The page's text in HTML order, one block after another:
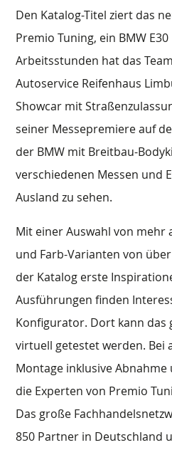
Den Katalog-Titel ziert das
Premio Tuning, ein BMW E30
Arbeitsstunden hat das
Autoservice Reifenhaus
Showcar mit
seiner Messepremiere auf
der BMW mit Breitbau-
verschiedenen Messen und
Ausland zu sehen.
Mit einer Auswahl von mehr
und Farb-Varianten von
der Katalog erste
Ausführungen finden
Konfigurator. Dort kann das
virtuell getestet werden. Bei
Montage inklusive
die Experten von Premio
Das große
850 Partner in Deutschland